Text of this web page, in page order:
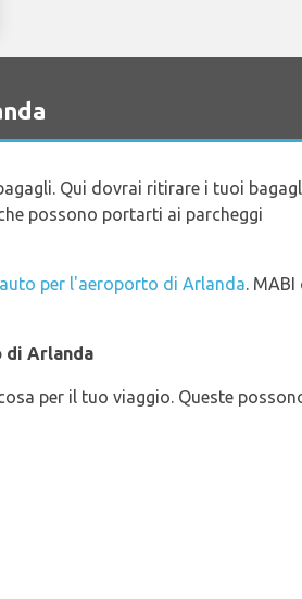
Qui dovrai ritirare i tuoi
possono portarti ai parcheggi
per l'aeroporto di Arlanda. MABI
di Arlanda
per il tuo viaggio. Queste